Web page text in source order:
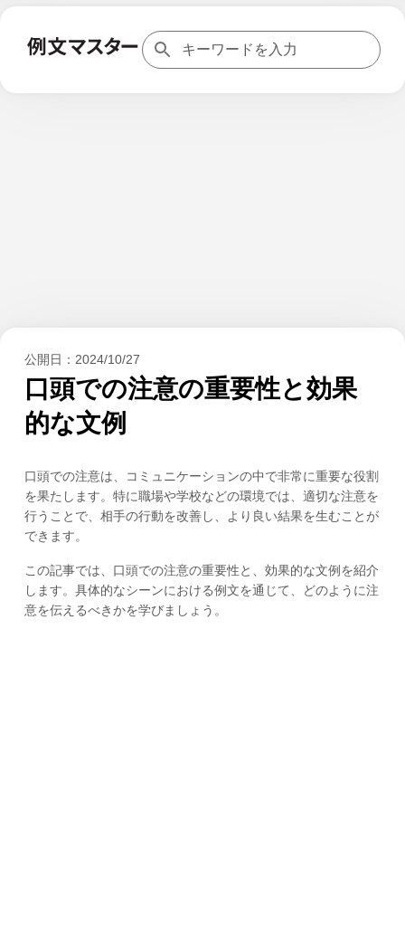
公開日： 2024/10/27
口頭での注意の重要性と効果
的な文例
口頭での注意は、コミュニケーションの中で非常に重要な役割
を果たします。特に職場や学校などの環境では、適切な注意を
行うことで、相手の行動を改善し、より良い結果を生むことが
できます。
この記事では、口頭での注意の重要性と、効果的な文例を紹介
します。具体的なシーンにおける例文を通じて、どのように注
意を伝えるべきかを学びましょう。